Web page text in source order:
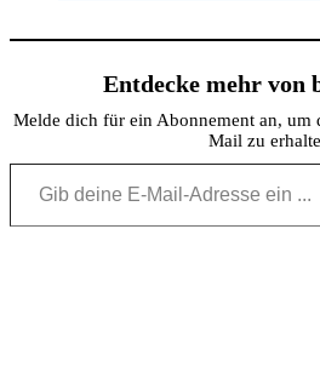
Entdecke mehr von
Melde dich für ein Abonnement an, um
Mail zu
Gib deine E-Mail-Adresse ein ...